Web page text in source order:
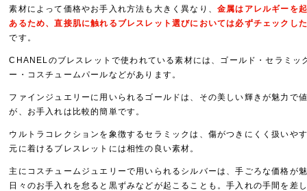
素材によって価格やお手入れ方法も大きく異なり、金属はアレルギーを
あるため、直接肌に触れるブレスレット選びにおいては必ずチェックし
です。
CHANELのブレスレットで使われている素材には、ゴールド・セラミッ
ー・コスチュームパールなどがあります。
ファインジュエリーに用いられるゴールドは、その美しい輝きが魅力で
が、お手入れは比較的簡単です。
ウルトラコレクションを象徴するセラミックは、傷がつきにくく扱いや
元に着けるブレスレットには相性の良い素材。
主にコスチュームジュエリーで用いられるシルバーは、手ごろな価格が
日々のお手入れを怠ると黒ずみなどが起こることも。手入れの手間を差